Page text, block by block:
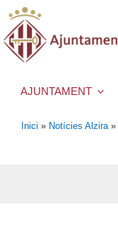
AJUNTAMENT
Inici » Notícies Alzira »